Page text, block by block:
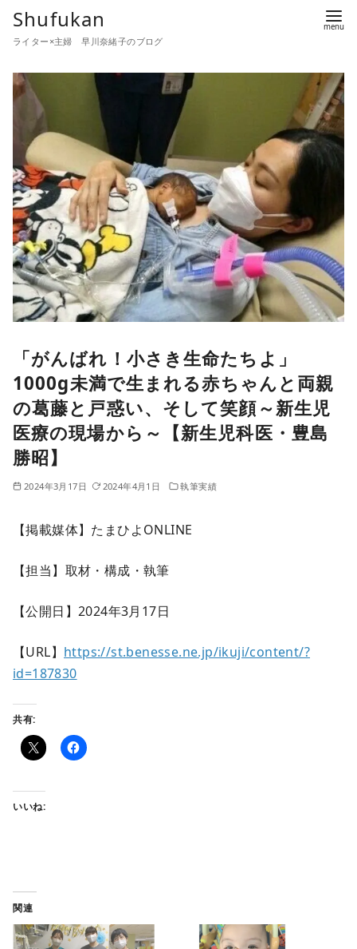
Shufukan
ライター×主婦 早川奈緒子のブログ
「がんばれ！小さき生命たちよ」
1000g未満で生まれる赤ちゃんと両親
の葛藤と戸惑い、そして笑顔～新生児
医療の現場から～【新生児科医・豊島
勝昭】
2024年3月17日 2024年4月1日 執筆実績
【掲載媒体】たまひよONLINE
【担当】取材・構成・執筆
【公開日】2024年3月17日
【URL】 https://st.benesse.ne.jp/ikuji/content/?
id=187830
共有:
いいね:
関連